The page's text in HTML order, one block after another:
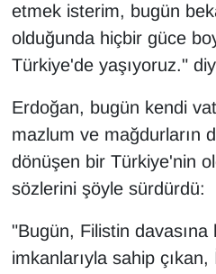
etmek isterim, bugün
olduğunda hiçbir güce
Türkiye'de yaşıyoruz."
Erdoğan, bugün kendi
mazlum ve mağdurların
dönüşen bir Türkiye'nin
sözlerini şöyle sürdürdü:
"Bugün, Filistin
imkanlarıyla sahip